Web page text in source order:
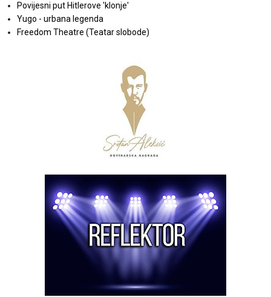
Povijesni put Hitlerove 'klonje'
Yugo - urbana legenda
Freedom Theatre (Teatar slobode)